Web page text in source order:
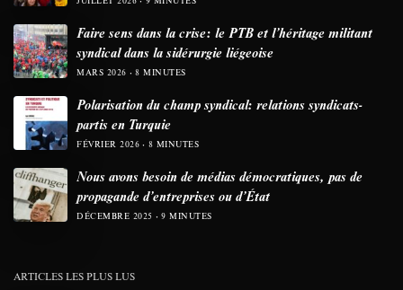
Faire sens dans la crise: le PTB et l’héritage militant
syndical dans la sidérurgie liégeoise
MARS 2026 8 MINUTES
Polarisation du champ syndical: relations syndicats-
partis en Turquie
FÉVRIER 2026 8 MINUTES
Nous avons besoin de médias démocratiques, pas de
propagande d’entreprises ou d’État
DÉCEMBRE 2025 9 MINUTES
ARTICLES LES PLUS LUS